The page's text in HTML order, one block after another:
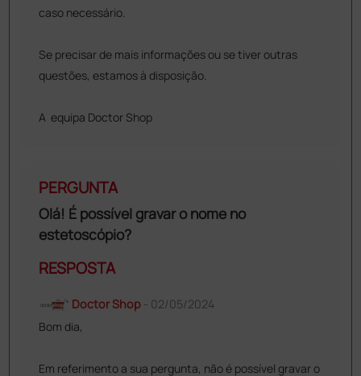
caso necessário.
Se precisar de mais informações ou se tiver outras
questões, estamos à disposição.
A equipa Doctor Shop
PERGUNTA
Olá! É possível gravar o nome no
estetoscópio?
RESPOSTA
Doctor Shop- 02/05/2024
Bom dia,
Em referimento a sua pergunta, não é possível gravar o